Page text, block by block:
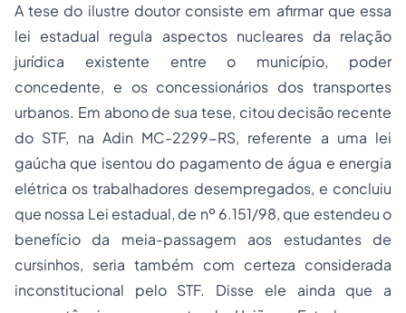
A tese do ilustre doutor consiste em afirmar que essa
lei estadual regula aspectos nucleares da relação
jurídica existente entre o município, poder
concedente, e os concessionários dos transportes
urbanos. Em abono de sua tese, citou decisão recente
do STF, na Adin MC-2299-RS, referente a uma lei
gaúcha que isentou do pagamento de água e energia
elétrica os trabalhadores desempregados, e concluiu
que nossa Lei estadual, de nº 6.151/98, que estendeu o
benefício da meia-passagem aos estudantes de
cursinhos, seria também com certeza considerada
inconstitucional pelo STF. Disse ele ainda que a